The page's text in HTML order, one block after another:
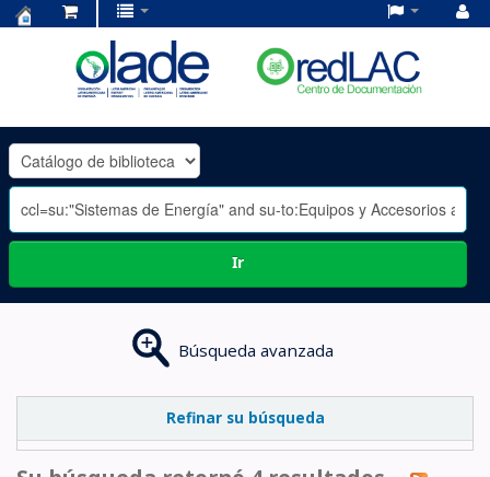
OLADE
-
Ir
Búsqueda avanzada
Refinar su búsqueda